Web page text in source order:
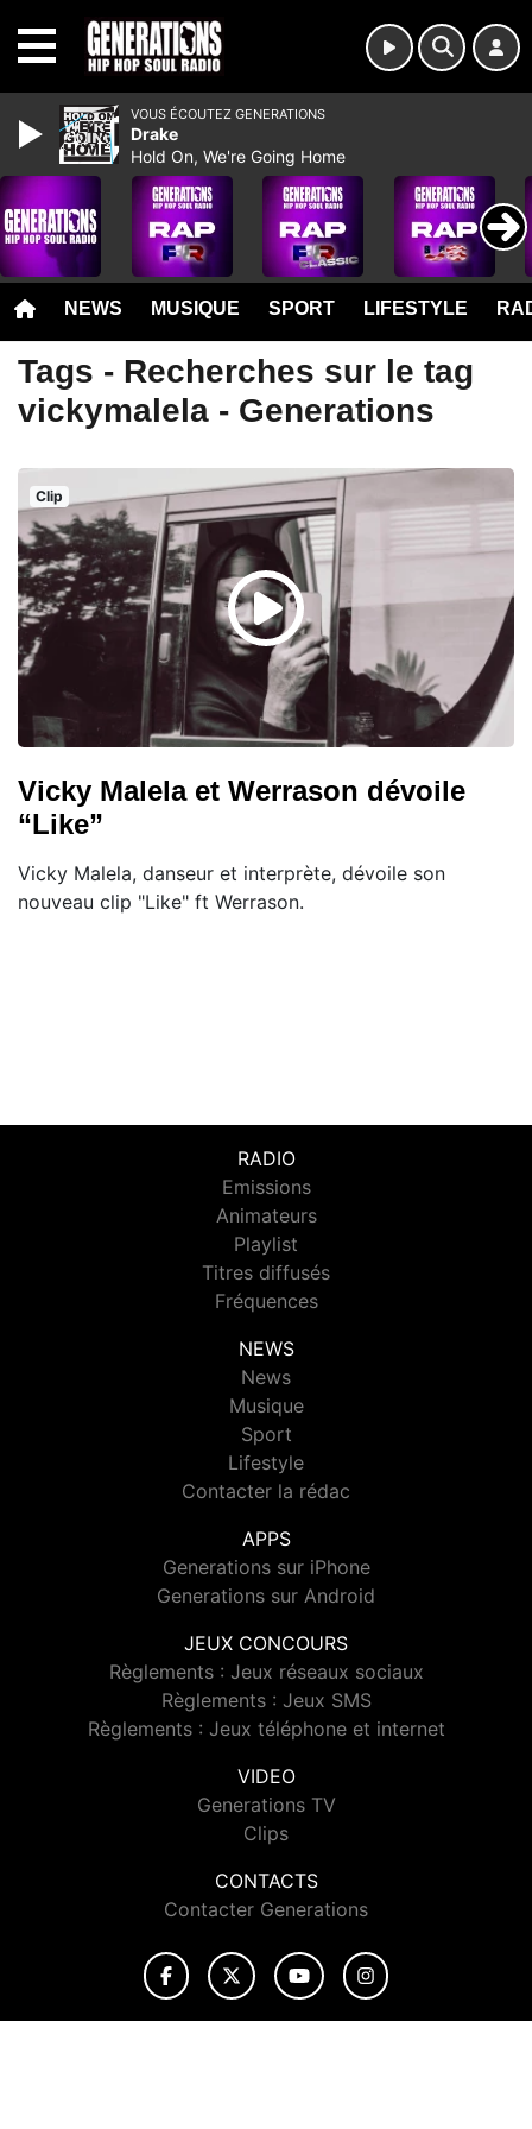
NEWS MUSIQUE SPORT LIFESTYLE
Tags - Recherches sur le tag
vickymalela - Generations
Clip
Vicky Malela et Werrason dévoile
“Like”
Vicky Malela, danseur et interprète, dévoile son
nouveau clip "Like" ft Werrason.
RADIO
Emissions
Animateurs
Playlist
Titres diffusés
Fréquences
NEWS
News
Musique
Sport
Lifestyle
Contacter la rédac
APPS
Generations sur iPhone
Generations sur Android
JEUX CONCOURS
Règlements : Jeux réseaux sociaux
Règlements : Jeux SMS
Règlements : Jeux téléphone et internet
VIDEO
Generations TV
Clips
CONTACTS
Contacter Generations
VOUS ÉCOUTEZ GENERATIONS
Drake
Hold On, We're Going Home